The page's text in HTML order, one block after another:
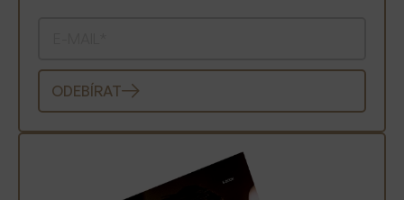
ODEBÍRAT